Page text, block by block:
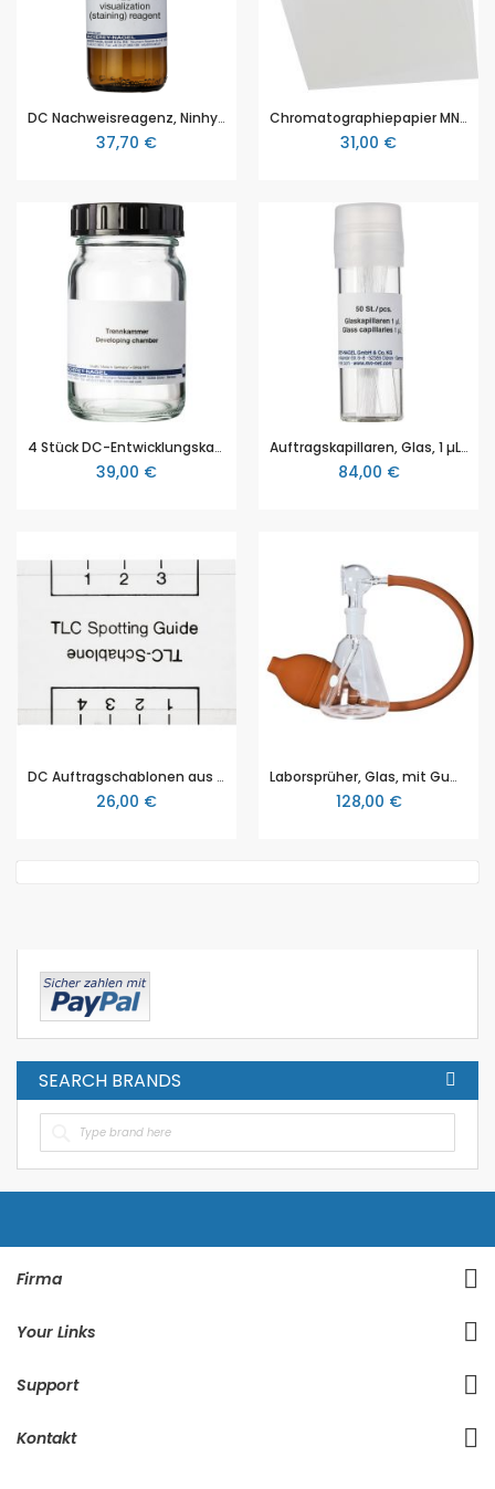
DC Nachweisreagenz, Ninhydrin, 100 mL
37,70 €
Chromatographiepapier MN 260, 7,5x17 cm, Packung mit 100 Stück
31,00 €
4 Stück DC-Entwicklungskammer für kleine DC-Formate, für Platten bis 4 x 8 cm, Set mit 4 Entwicklungskammern
39,00 €
Auftragskapillaren, Glas, 1 µL, Länge ca. 6,5 cm, Packung mit 3 x 50 Stück
84,00 €
DC Auftragschablonen aus Kunststoff, transparent mit Markierung. B:6 cm, H: 0,5 cm, T: 4,5 cm, Packung mit 2 Stück
26,00 €
Laborsprüher, Glas, mit Gummiball, zum Auftragen von Sprühreagenzien auf die DC-Platte
128,00 €
SEARCH BRANDS
Firma
Your Links
Support
Kontakt